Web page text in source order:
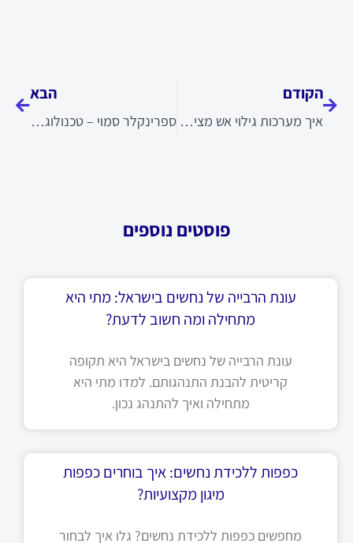
הקודם
איך מערכות גילוי אש מצילות חיים
הבא
ספרינקלר סמוי – טכנולוגיה מתקדמת לשמירה על ביטחון
פוסטים נוספים
עונת הרבייה של נחשים בישראל: מתי היא
מתחילה ומה חשוב לדעת?
עונת הרבייה של נחשים בישראל היא תקופה
קריטית להבנת התנהגותם. למדו מתי היא
מתחילה ואיך להתנהג נכון.
כפפות ללכידת נחשים: איך בוחרים כפפות
מיגון מקצועיות?
מחפשים כפפות ללכידת נחשים? גלו איך לבחור